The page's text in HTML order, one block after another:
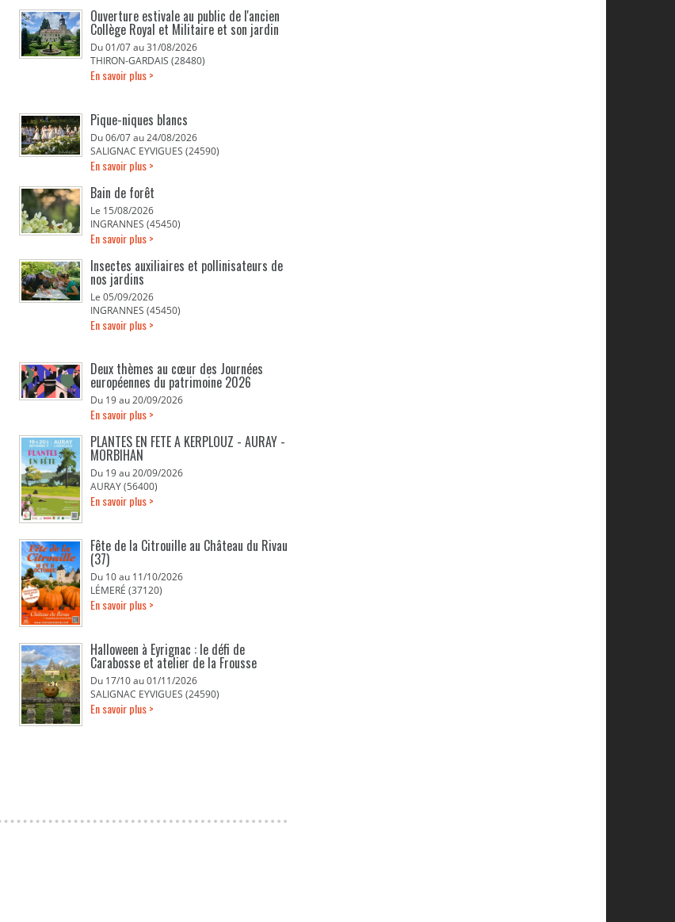
Ouverture estivale au public de l'ancien
Collège Royal et Militaire et son jardin
Du 01/07 au 31/08/2026
THIRON-GARDAIS (28480)
En savoir plus >
Pique-niques blancs
Du 06/07 au 24/08/2026
SALIGNAC EYVIGUES (24590)
En savoir plus >
Bain de forêt
Le 15/08/2026
INGRANNES (45450)
En savoir plus >
Insectes auxiliaires et pollinisateurs de
nos jardins
Le 05/09/2026
INGRANNES (45450)
En savoir plus >
Deux thèmes au cœur des Journées
européennes du patrimoine 2026
Du 19 au 20/09/2026
En savoir plus >
PLANTES EN FETE A KERPLOUZ - AURAY -
MORBIHAN
Du 19 au 20/09/2026
AURAY (56400)
En savoir plus >
Fête de la Citrouille au Château du Rivau
(37)
Du 10 au 11/10/2026
LÉMERÉ (37120)
En savoir plus >
Halloween à Eyrignac : le défi de
Carabosse et atelier de la Frousse
Du 17/10 au 01/11/2026
SALIGNAC EYVIGUES (24590)
En savoir plus >